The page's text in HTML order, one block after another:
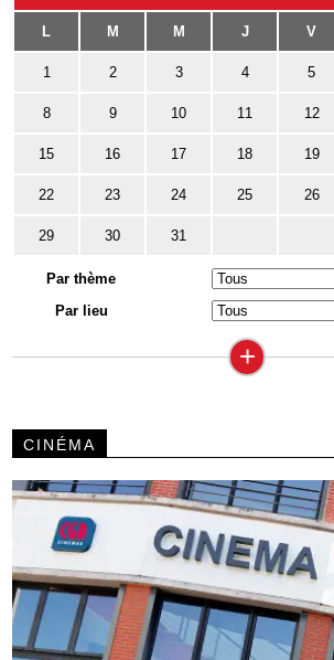
L M M J V
1 2 3 4 5
8 9 10 11 12
15 16 17 18 19
22 23 24 25 26
29 30 31
Par thème
Par lieu
+
CINÉMA